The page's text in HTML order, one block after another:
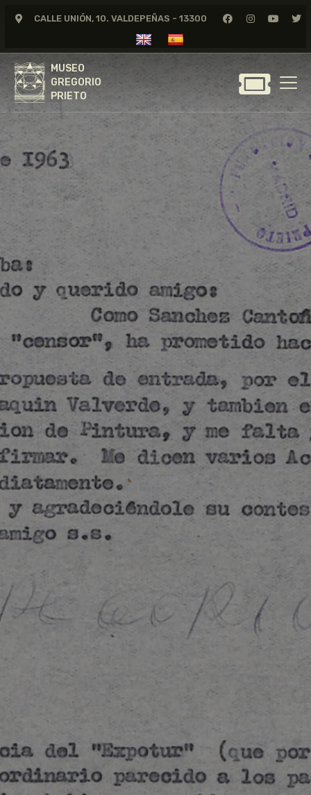
CALLE UNIÓN, 10. VALDEPEÑAS - 13300
MUSEO
GREGORIO
PRIETO
MUSEO
GREGORIO
GREGORIO PRIETO
MUSEO
ARCHIVO
CERTAMEN DE DIBUJO
FUNDACIÓN
TIENDA